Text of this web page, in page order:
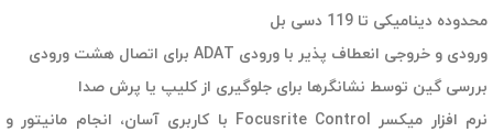
محدوده دینامیکی تا 119 دسی بل
ورودی و خروجی انعطاف پذیر با ورودی ADAT برای اتصال هشت ورودی
بررسی گین توسط نشانگرها برای جلوگیری از کلیپ یا پرش صدا
نرم افزار میکسر Focusrite Control با کاربری آسان، انجام مانیتور و